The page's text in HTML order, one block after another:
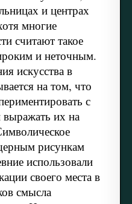
и центрах
многие
считают такое
и неточным.
искусства в
на том, что
с
выражать их на
рисункам
использовали
своего места в
смысла